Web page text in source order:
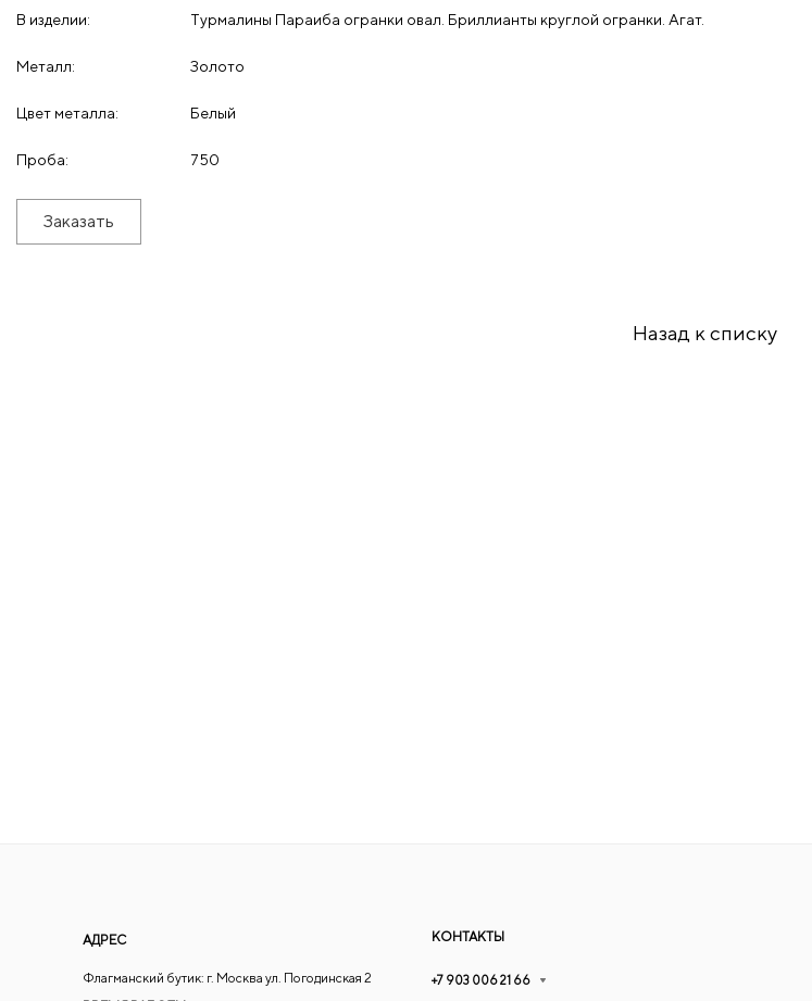
В изделии: Турмалины Параиба огранки овал. Бриллианты круглой огранки. Агат.
Металл: Золото
Цвет металла: Белый
Проба: 750
Заказать
Назад к списку
АДРЕС
Флагманский бутик: г. Москва ул. Погодинская 2
КОНТАКТЫ
+7 903 006 21 66